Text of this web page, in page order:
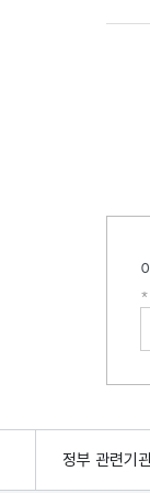
*
정부 관련기